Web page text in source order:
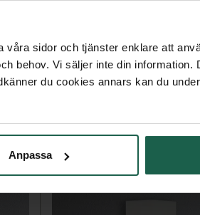
sidor och tjänster enklare att
behov. Vi säljer inte din information.
du cookies annars kan du
Anpassa